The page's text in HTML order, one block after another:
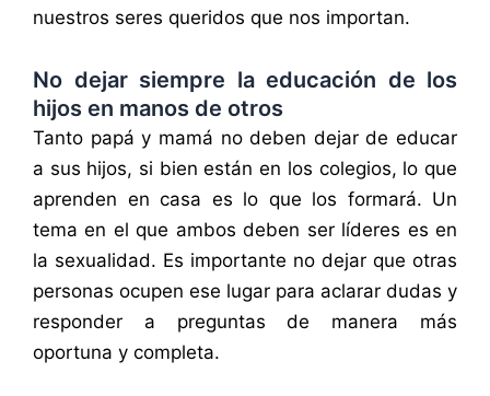
nuestros seres queridos que nos importan.
No dejar siempre la educación de los
hijos en manos de otros
Tanto papá y mamá no deben dejar de educar
a sus hijos, si bien están en los colegios, lo que
aprenden en casa es lo que los formará. Un
tema en el que ambos deben ser líderes es en
la sexualidad. Es importante no dejar que otras
personas ocupen ese lugar para aclarar dudas y
responder a preguntas de manera más
oportuna y completa.